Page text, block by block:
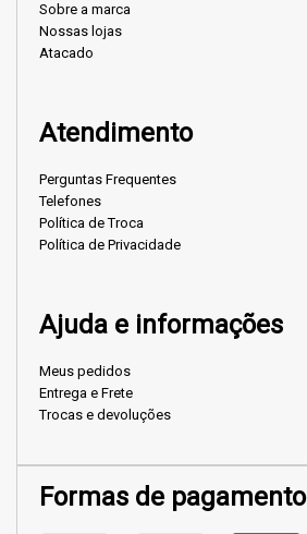
Sobre a marca
Nossas lojas
Atacado
Atendimento
Perguntas Frequentes
Telefones
Política de Troca
Política de Privacidade
Ajuda e informações
Meus pedidos
Entrega e Frete
Trocas e devoluções
Formas de pagamento